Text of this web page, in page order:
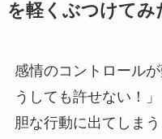
を軽くぶつけてみ
感情のコントロール
うしても許せない！
胆な行動に出てしまう